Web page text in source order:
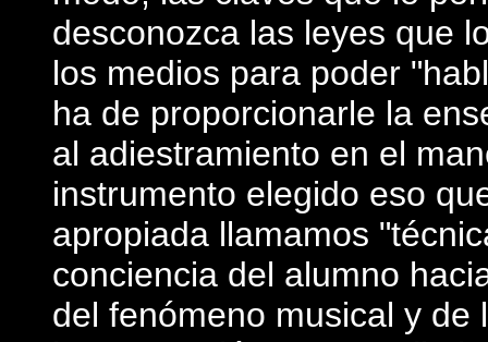
desconozca las leyes que
los medios para poder
ha de proporcionarle la
al adiestramiento en el
instrumento elegido ­eso
apropiada llamamos
conciencia del alumno
del fenómeno musical y